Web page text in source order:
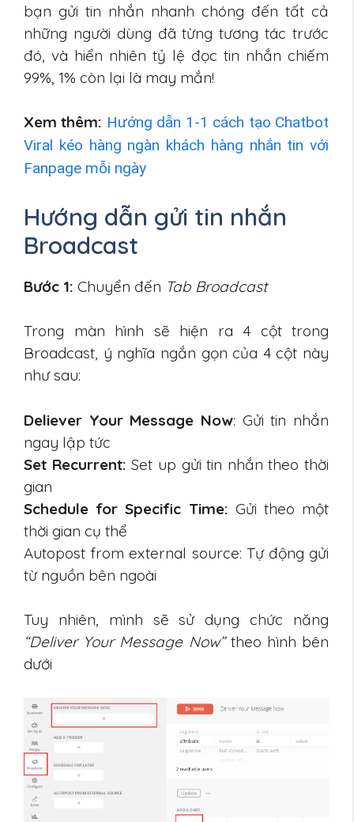
bạn gửi tin nhắn nhanh chóng đến tất cả
những người dùng đã từng tương tác trước
đó, và hiển nhiên tỷ lệ đọc tin nhắn chiếm
99%, 1% còn lại là may mắn!
Xem thêm: Hướng dẫn 1-1 cách tạo Chatbot
Viral kéo hàng ngàn khách hàng nhắn tin với
Fanpage mỗi ngày
Hướng dẫn gửi tin nhắn
Broadcast
Bước 1: Chuyển đến Tab Broadcast
Trong màn hình sẽ hiện ra 4 cột trong
Broadcast, ý nghĩa ngắn gọn của 4 cột này
như sau:
Deliever Your Message Now: Gửi tin nhắn
ngay lập tức
Set Recurrent: Set up gửi tin nhắn theo thời
gian
Schedule for Specific Time: Gửi theo một
thời gian cụ thể
Autopost from external source: Tự động gửi
từ nguồn bên ngoài
Tuy nhiên, mình sẽ sử dụng chức năng
“Deliver Your Message Now”theo hình bên
dưới